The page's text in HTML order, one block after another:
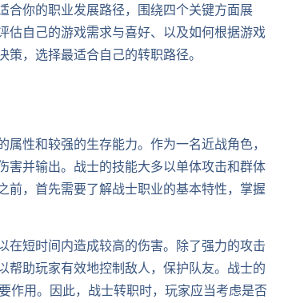
合你的职业发展路径，围绕四个关键方面展
自己的游戏需求与喜好、以及如何根据游戏
，选择最适合自己的转职路径。
性和较强的生存能力。作为一名近战角色，
害并输出。战士的技能大多以单体攻击和群体
，首先需要了解战士职业的基本特性，掌握
短时间内造成较高的伤害。除了强力的攻击
助玩家有效地控制敌人，保护队友。战士的
作用。因此，战士转职时，玩家应当考虑是否